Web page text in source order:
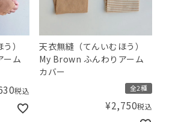
）
ーム
税込
天衣無縫（てんいむほう）
My Brown ふんわりアーム
カバー
全2種
¥2,750税込